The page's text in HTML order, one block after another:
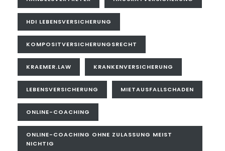
HDI LEBENSVERSICHERUNG
KOMPOSITVERSICHERUNGSRECHT
KRAEMER.LAW KRANKENVERSICHERUNG
LEBENSVERSICHERUNG MIETAUSFALLSCHADEN
ONLINE-COACHING
ONLINE-COACHING OHNE ZULASSUNG MEIST
NICHTIG